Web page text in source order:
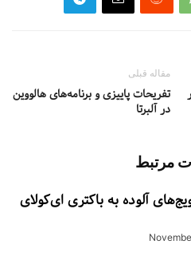
مقاله قبلی
تفریحات پاییزی و برنامه‌های هالووین
در آلبرتا
مرتبط
آلوده به باکتری ای‌کولای